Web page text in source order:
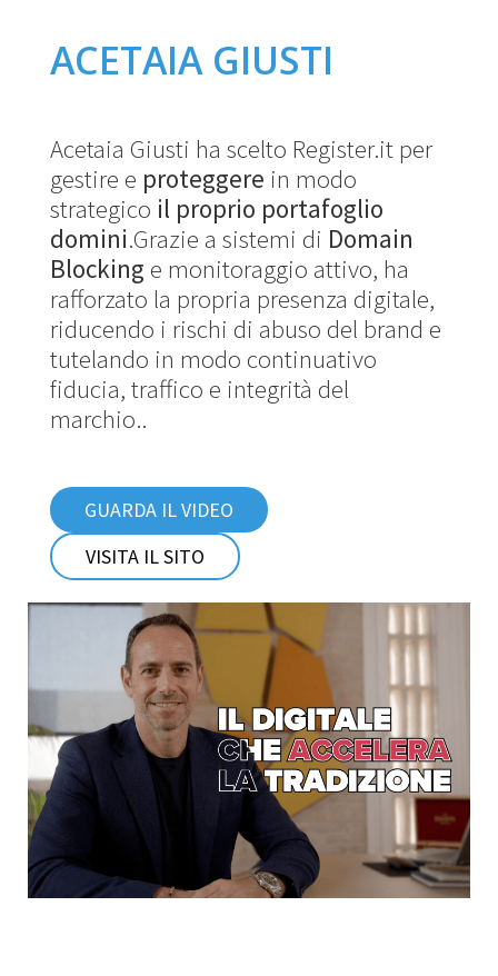
ACETAIA GIUSTI
Acetaia Giusti ha scelto Register.it per
gestire e proteggere in modo
strategico il proprio portafoglio
domini.Grazie a sistemi di Domain
Blocking e monitoraggio attivo, ha
rafforzato la propria presenza digitale,
riducendo i rischi di abuso del brand e
tutelando in modo continuativo
fiducia, traffico e integrità del
marchio..
GUARDA IL VIDEO
VISITA IL SITO